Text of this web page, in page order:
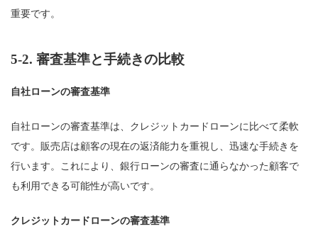
重要です。
5-2. 審査基準と手続きの比較
自社ローンの審査基準
自社ローンの審査基準は、クレジットカードローンに比べて柔軟
です。販売店は顧客の現在の返済能力を重視し、迅速な手続きを
行います。これにより、銀行ローンの審査に通らなかった顧客で
も利用できる可能性が高いです。
クレジットカードローンの審査基準